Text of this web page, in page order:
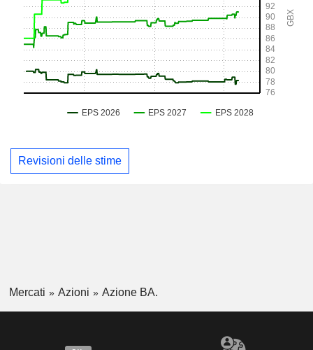
Revisioni delle stime
Mercati Azioni Azione BA.